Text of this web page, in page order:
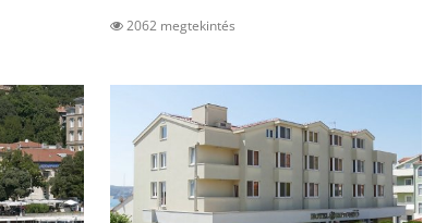
2062 megtekintés